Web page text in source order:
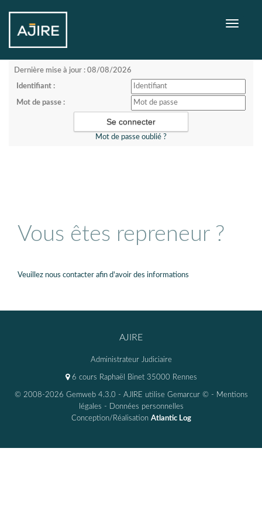
Toggle
Dernière mise à jour : 08/08/2026
Identifiant :
Mot de passe :
Mot de passe oublié ?
Vous êtes repreneur ?
Veuillez nous contacter afin d'avoir des informations
AJIRE
Administrateur Judiciaire
6 cours Raphaël Binet 35000 Rennes
© 2008-2026 Gemweb 4.3.0 - AJIRE utilise Gemarcur © - Mentions
légales - Données personnelles
Conception/Réalisation Atlantic Log